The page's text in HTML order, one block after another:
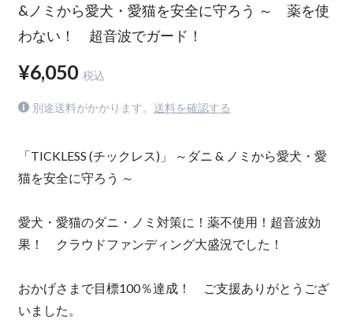
&ノミから愛犬・愛猫を安全に守ろう ～ 薬を使
わない！ 超音波でガード！
¥6,050 税込
別途送料がかかります。 送料を確認する
「TICKLESS (チックレス)」 ～ダニ & ノミから愛犬・愛
猫を安全に守ろう ～
愛犬・愛猫のダニ・ノミ対策に！薬不使用！超音波効
果！ クラウドファンディング大盛況でした！
おかげさまで目標100％達成！ ご支援ありがとうござ
いました。